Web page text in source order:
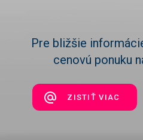
Pre bližšie
cenovú ponuku
ZISTIŤ VIAC